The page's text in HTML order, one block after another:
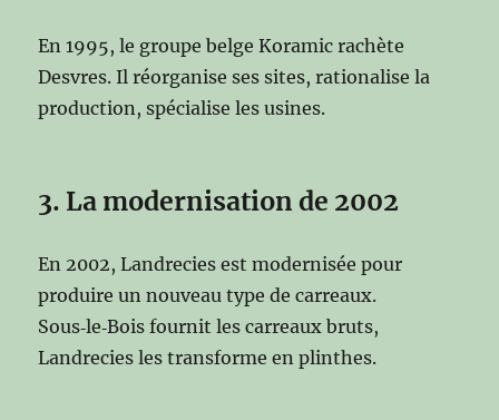
En 1995, le groupe belge Koramic rachète
Desvres. Il réorganise ses sites, rationalise la
production, spécialise les usines.
3. La modernisation de 2002
En 2002, Landrecies est modernisée pour
produire un nouveau type de carreaux.
Sous‑le‑Bois fournit les carreaux bruts,
Landrecies les transforme en plinthes.